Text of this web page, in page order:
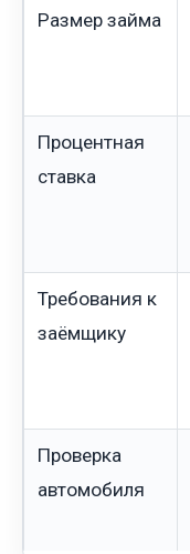
Размер займа
Процентная
ставка
Требования к
заёмщику
Проверка
автомобиля